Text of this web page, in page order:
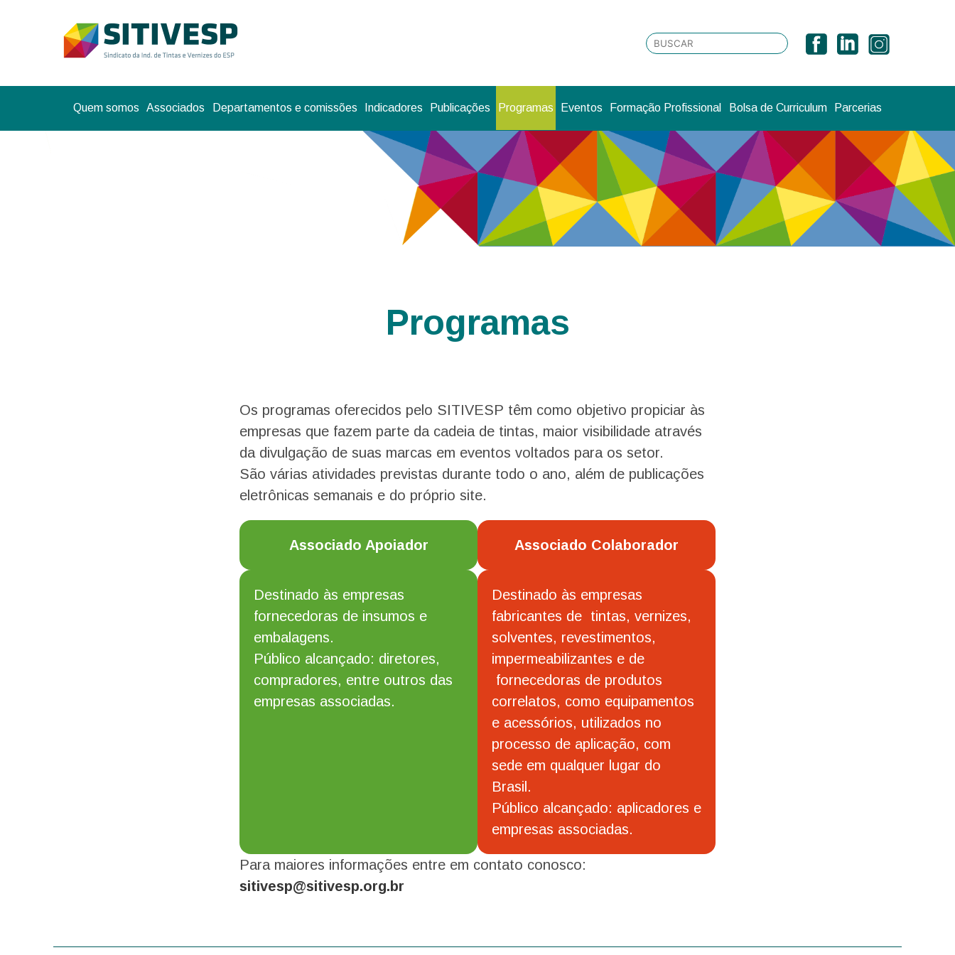
Quem somos Associados Departamentos e comissões Indicadores Publicações Programas Eventos Formação Profissional Bolsa de Curriculum Parcerias
Programas
Os programas oferecidos pelo SITIVESP têm como objetivo propiciar às
empresas que fazem parte da cadeia de tintas, maior visibilidade através
da divulgação de suas marcas em eventos voltados para os setor.
São várias atividades previstas durante todo o ano, além de publicações
eletrônicas semanais e do próprio site.
Associado Apoiador Associado Colaborador
Destinado às empresas
fornecedoras de insumos e
embalagens.
Público alcançado: diretores,
compradores, entre outros das
empresas associadas.
Destinado às empresas
fabricantes de tintas, vernizes,
solventes, revestimentos,
impermeabilizantes e de
fornecedoras de produtos
correlatos, como equipamentos
e acessórios, utilizados no
processo de aplicação, com
sede em qualquer lugar do
Brasil.
Público alcançado: aplicadores e
empresas associadas.
Para maiores informações entre em contato conosco:
sitivesp@sitivesp.org.br